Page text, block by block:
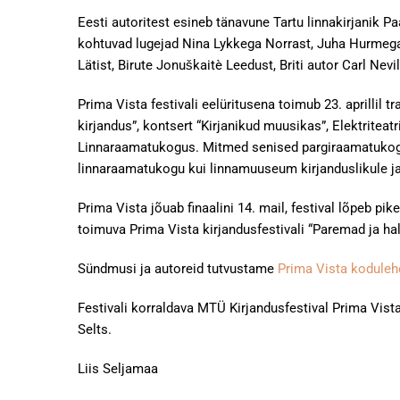
Eesti autoritest esineb tänavune Tartu linnakirjanik
kohtuvad lugejad Nina Lykkega Norrast, Juha
Lätist, Birute Jonuškaitè Leedust, Briti autor Carl
Prima Vista festivali eelüritusena toimub 23. aprillil
kirjandus”, kontsert “Kirjanikud muusikas”,
Linnaraamatukogus. Mitmed senised
linnaraamatukogu kui linnamuuseum kirjanduslikule
Prima Vista jõuab finaalini 14. mail, festival lõpeb
toimuva Prima Vista kirjandusfestivali “Paremad ja
Sündmusi ja autoreid tutvustame Prima Vista
Festivali korraldava MTÜ Kirjandusfestival Prima
Selts.
Liis Seljamaa